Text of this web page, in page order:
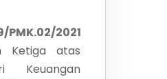
PMK.02/2021
Ketiga atas
Keuangan